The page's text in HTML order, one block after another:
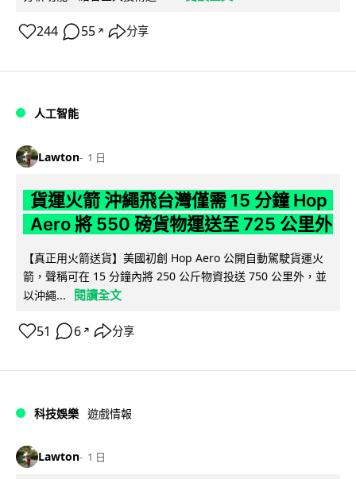
244 55 ↗ 分享
人工智能
Lawton 1 日
貨運火箭 沖繩飛台灣僅需 15 分鐘 Hop
Aero 將 550 磅貨物運送至 725 公里外
【真正用火箭送貨】美國初創 Hop Aero 公開自動駕駛貨運火
箭，聲稱可在 15 分鐘內將 250 公斤物資投送 750 公里外，並
以沖繩...
閱讀全文
51 6 ↗ 分享
科技娛樂 遊戲情報
Lawton 1 日